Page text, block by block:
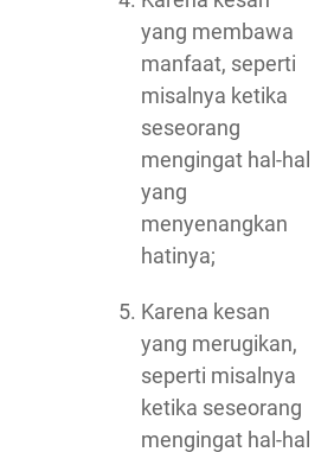
yang membawa
manfaat, seperti
misalnya ketika
seseorang
mengingat hal-hal
yang
menyenangkan
hatinya;
Karena kesan
yang merugikan,
seperti misalnya
ketika seseorang
mengingat hal-hal